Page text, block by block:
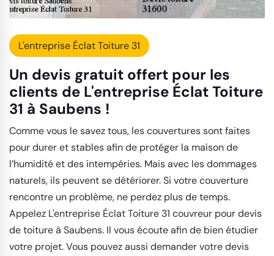
L'entreprise Éclat Toiture 31
Un devis gratuit offert pour les
clients de L'entreprise Éclat Toiture
31 à Saubens !
Comme vous le savez tous, les couvertures sont faites
pour durer et stables afin de protéger la maison de
l’humidité et des intempéries. Mais avec les dommages
naturels, ils peuvent se détériorer. Si votre couverture
rencontre un problème, ne perdez plus de temps.
Appelez L'entreprise Éclat Toiture 31 couvreur pour devis
de toiture à Saubens. Il vous écoute afin de bien étudier
votre projet. Vous pouvez aussi demander votre devis